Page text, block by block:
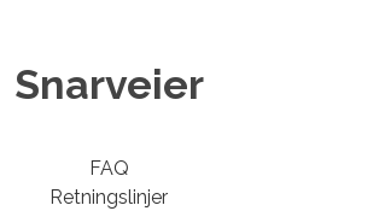
Snarveier
FAQ
Retningslinjer